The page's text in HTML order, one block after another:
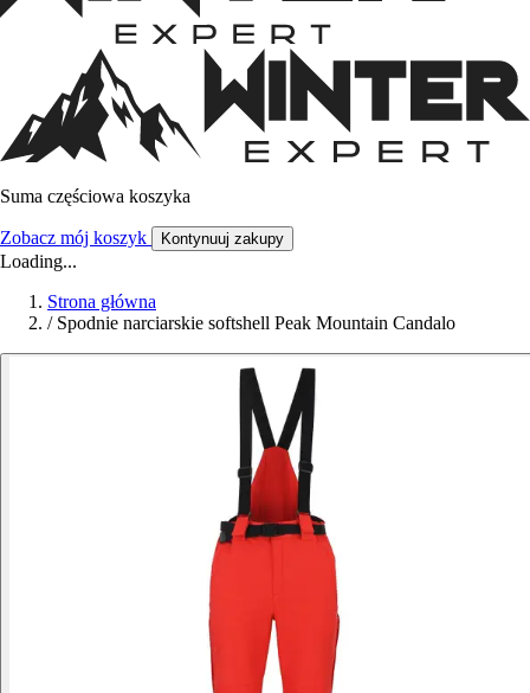
Suma częściowa koszyka
Zobacz mój koszyk Kontynuuj zakupy
Loading...
Strona główna
/ Spodnie narciarskie softshell Peak Mountain Candalo